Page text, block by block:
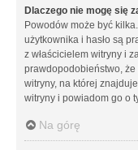
Dlaczego nie mogę się
Powodów może być
użytkownika i hasło są
z właścicielem witryny i
prawdopodobieństwo,
witryny, na której
witryny i powiadom go o
Na górę